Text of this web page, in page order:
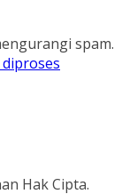
spam.
Hak Cipta.